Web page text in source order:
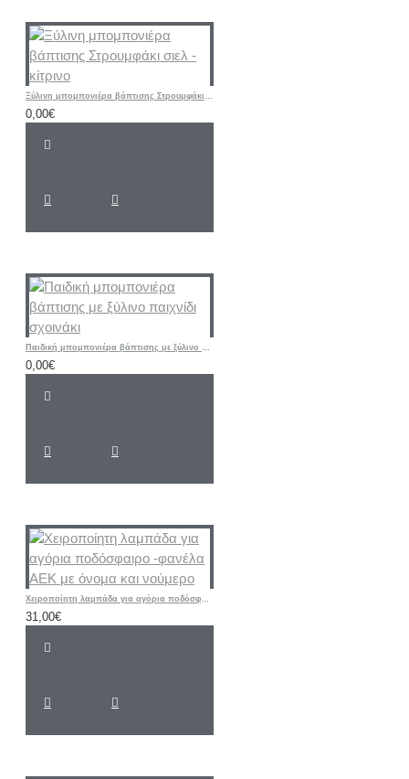
Ξύλινη μπομπονιέρα βάπτισης Στρουμφάκι σιελ - κίτρινο
0,00€
Παιδική μπομπονιέρα βάπτισης με ξύλινο παιχνίδι σχοινάκι
0,00€
Χειροποίητη λαμπάδα για αγόρια ποδόσφαιρο -φανέλα ΑΕΚ με όνομα και νούμερο
31,00€